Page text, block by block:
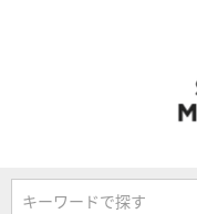
キーワードで探す